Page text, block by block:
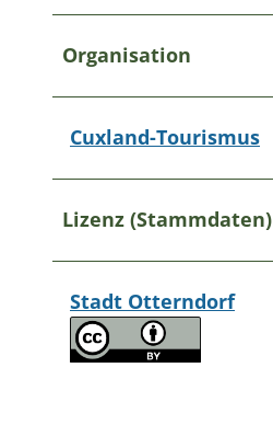
Organisation
Cuxland-Tourismus
Lizenz (Stammdaten)
Stadt Otterndorf